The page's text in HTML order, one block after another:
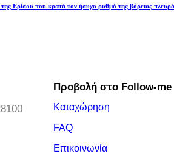
Ερίσου που κρατά τον ήσυχο ρυθμό της βόρειας
Προβολή στο Follow-me
Καταχώρηση
FAQ
Επικοινωνία